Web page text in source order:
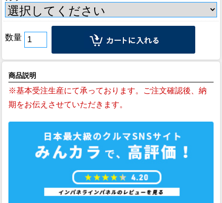
数量
商品説明
※基本受注生産にて承っております。ご注文確認後、納
期をお伝えさせていただきます。